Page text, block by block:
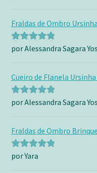
Fraldas de Ombro
Avaliação5
por Alessandra Sagara
Cueiro de Flanela Ursinha
Avaliação5
por Alessandra Sagara
Fraldas de Ombro
Avaliação
por Yara